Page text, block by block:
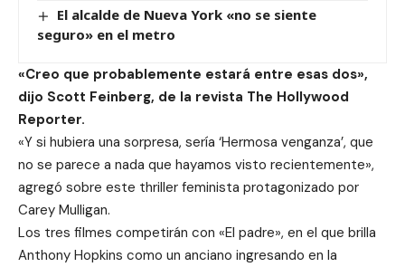
El alcalde de Nueva York «no se siente
seguro» en el metro
«Creo que probablemente estará entre esas dos»,
dijo Scott Feinberg, de la revista The Hollywood
Reporter.
«Y si hubiera una sorpresa, sería ‘Hermosa venganza’, que
no se parece a nada que hayamos visto recientemente»,
agregó sobre este thriller feminista protagonizado por
Carey Mulligan.
Los tres filmes competirán con «El padre», en el que brilla
Anthony Hopkins como un anciano ingresando en la